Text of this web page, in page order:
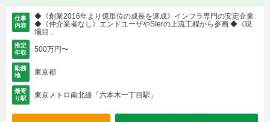
仕事
内容
◆《創業2016年より億単位の成長を達成》インフラ専門の安定企業
◆《仲介業者なし》エンドユーザやSIerの上流工程から参画 ◆《現
場目...
推定
年収
500万円〜
勤務
地
東京都
最寄
り駅
東京メトロ南北線「六本木一丁目駅」